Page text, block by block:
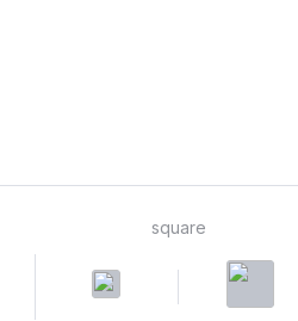
square